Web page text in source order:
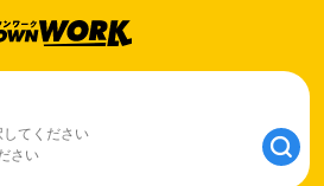
てください
さい